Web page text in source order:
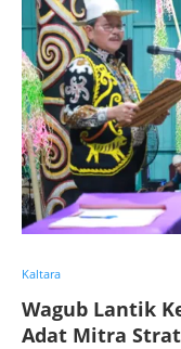
Kaltara
Wagub Lantik
Adat Mitra